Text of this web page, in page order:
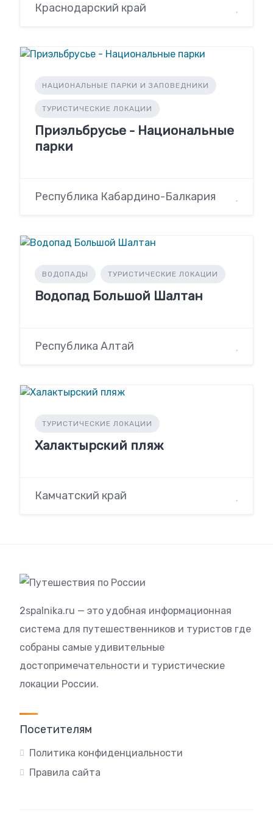
Краснодарский край
НАЦИОНАЛЬНЫЕ ПАРКИ И ЗАПОВЕДНИКИ
ТУРИСТИЧЕСКИЕ ЛОКАЦИИ
Приэльбрусье - Национальные
парки
Республика Кабардино-Балкария
ВОДОПАДЫ ТУРИСТИЧЕСКИЕ ЛОКАЦИИ
Водопад Большой Шалтан
Республика Алтай
ТУРИСТИЧЕСКИЕ ЛОКАЦИИ
Халактырский пляж
Камчатский край
2spalnika.ru — это удобная информационная
система для путешественников и туристов где
собраны самые удивительные
достопримечательности и туристические
локации России.
Посетителям
Политика конфиденциальности
Правила сайта